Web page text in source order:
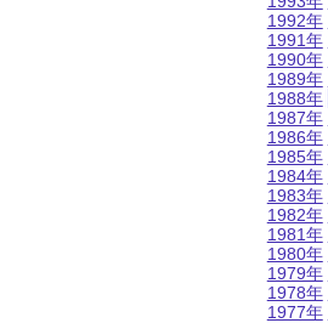
1992年
1991年
1990年
1989年
1988年
1987年
1986年
1985年
1984年
1983年
1982年
1981年
1980年
1979年
1978年
1977年